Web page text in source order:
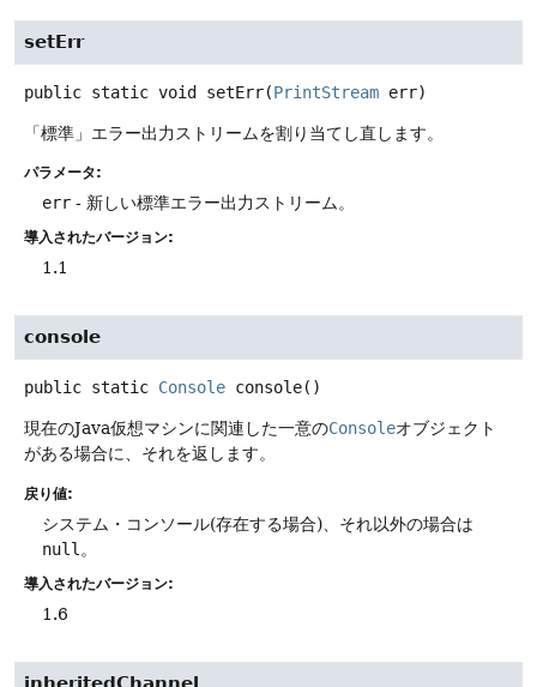
setErr
public static void setErr(PrintStream err)
「標準」エラー出力ストリームを割り当てし直します。
パラメータ:
err - 新しい標準エラー出力ストリーム。
導入されたバージョン:
1.1
console
public static Console console()
現在のJava仮想マシンに関連した一意のConsoleオブジェクト
がある場合に、それを返します。
戻り値:
システム・コンソール(存在する場合)、それ以外の場合は
null 。
導入されたバージョン:
1.6